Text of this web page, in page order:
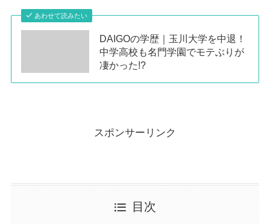
あわせて読みたい
DAIGOの学歴｜玉川大学を中退！
中学高校も名門学園でモテぶりが
凄かった!?
スポンサーリンク
目次